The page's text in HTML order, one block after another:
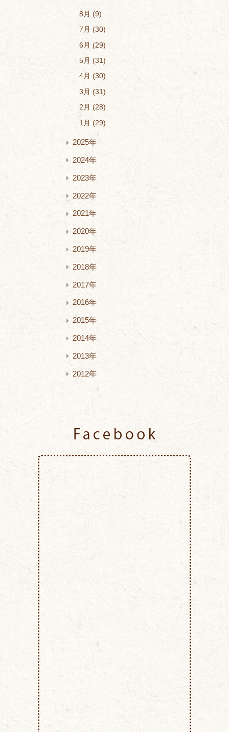
8月
9
7月
30
6月
29
5月
31
4月
30
3月
31
2月
28
1月
29
2025年
2024年
2023年
2022年
2021年
2020年
2019年
2018年
2017年
2016年
2015年
2014年
2013年
2012年